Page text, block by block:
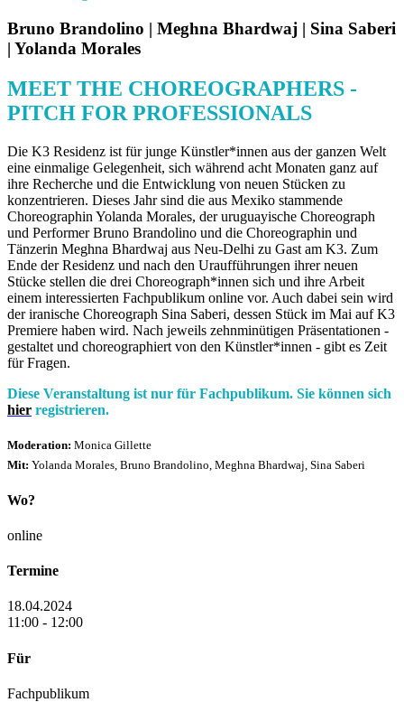
Bruno Brandolino | Meghna Bhardwaj | Sina Saberi
| Yolanda Morales
MEET THE CHOREOGRAPHERS -
PITCH FOR PROFESSIONALS
Die K3 Residenz ist für junge Künstler*innen aus der ganzen Welt
eine einmalige Gelegenheit, sich während acht Monaten ganz auf
ihre Recherche und die Entwicklung von neuen Stücken zu
konzentrieren. Dieses Jahr sind die aus Mexiko stammende
Choreographin Yolanda Morales, der uruguayische Choreograph
und Performer Bruno Brandolino und die Choreographin und
Tänzerin Meghna Bhardwaj aus Neu-Delhi zu Gast am K3. Zum
Ende der Residenz und nach den Uraufführungen ihrer neuen
Stücke stellen die drei Choreograph*innen sich und ihre Arbeit
einem interessierten Fachpublikum online vor. Auch dabei sein wird
der iranische Choreograph Sina Saberi, dessen Stück im Mai auf K3
Premiere haben wird. Nach jeweils zehnminütigen Präsentationen -
gestaltet und choreographiert von den Künstler*innen - gibt es Zeit
für Fragen.
Diese Veranstaltung ist nur für Fachpublikum. Sie können sich
hier registrieren.
Moderation: Monica Gillette
Mit: Yolanda Morales, Bruno Brandolino, Meghna Bhardwaj, Sina Saberi
Wo?
online
Termine
18.04.2024
11:00 - 12:00
Für
Fachpublikum